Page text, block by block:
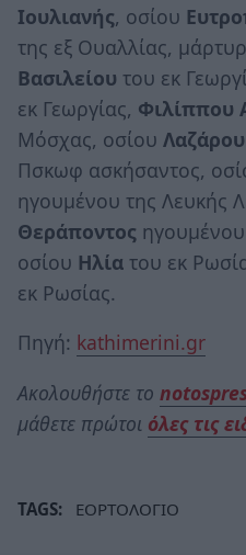
Ιουλιανής, οσίου
της εξ Ουαλλίας,
Βασιλείου του εκ
εκ Γεωργίας, Φιλίππου
Μόσχας, οσίου Λαζάρου
Πσκωφ ασκήσαντος,
ηγουμένου της Λευκής
Θεράποντος
οσίου Ηλία του εκ
εκ Ρωσίας.
Πηγή: kathimerini.gr
Ακολουθήστε το
μάθετε πρώτοι όλες τις
TAGS: ΕΟΡΤΟΛΟΓΙΟ